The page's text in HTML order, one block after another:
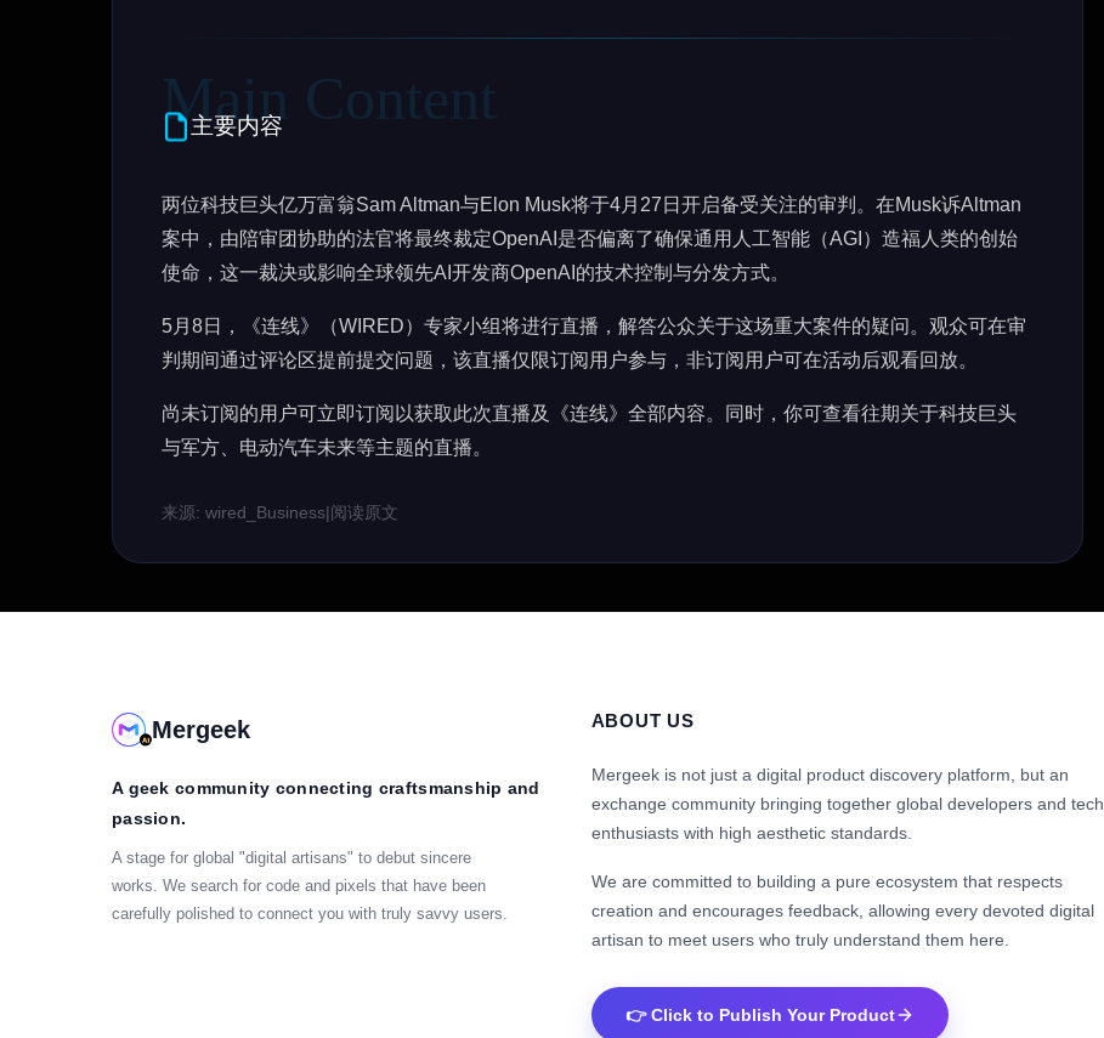
主要内容
两位科技巨头亿万富翁Sam Altman与Elon Musk将于4月27日开启备受关注的审判。在Musk诉Altman
案中，由陪审团协助的法官将最终裁定OpenAI是否偏离了确保通用人工智能（AGI）造福人类的创始
使命，这一裁决或影响全球领先AI开发商OpenAI的技术控制与分发方式。
5月8日，《连线》（WIRED）专家小组将进行直播，解答公众关于这场重大案件的疑问。观众可在审
判期间通过评论区提前提交问题，该直播仅限订阅用户参与，非订阅用户可在活动后观看回放。
尚未订阅的用户可立即订阅以获取此次直播及《连线》全部内容。同时，你可查看往期关于科技巨头
与军方、电动汽车未来等主题的直播。
来源: wired_Business|阅读原文
Mergeek
A geek community connecting craftsmanship and
passion.
A stage for global "digital artisans" to debut sincere
works. We search for code and pixels that have been
carefully polished to connect you with truly savvy users.
ABOUT US
Mergeek is not just a digital product discovery platform, but an
exchange community bringing together global developers and tech
enthusiasts with high aesthetic standards.
We are committed to building a pure ecosystem that respects
creation and encourages feedback, allowing every devoted digital
artisan to meet users who truly understand them here.
👉 Click to Publish Your Product